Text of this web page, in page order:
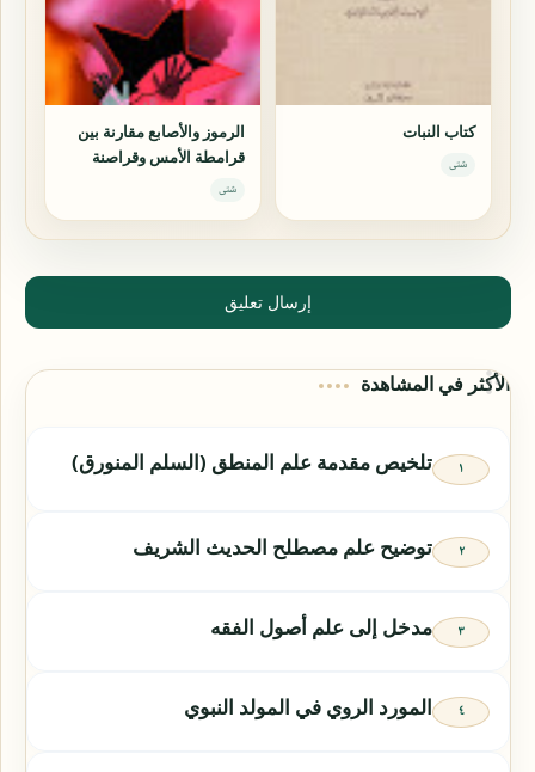
كتاب النبات
شتى
الرموز والأصابع مقارنة بين
قرامطة الأمس وقراصنة
اليوم
شتى
إرسال تعليق
الأكثر في المشاهدة
تلخيص مقدمة علم المنطق (السلم المنورق)
توضيح علم مصطلح الحديث الشريف
مدخل إلى علم أصول الفقه
المورد الروي في المولد النبوي